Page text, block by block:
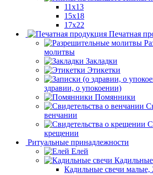
11х13
15х18
17х22
Печатная
молитвы
Закладки
Этикетки
здравии, о упокоении)
Помянники
венчании
крещении
Ритуальные принадлежности
Елей
Кадильные свечи малые,